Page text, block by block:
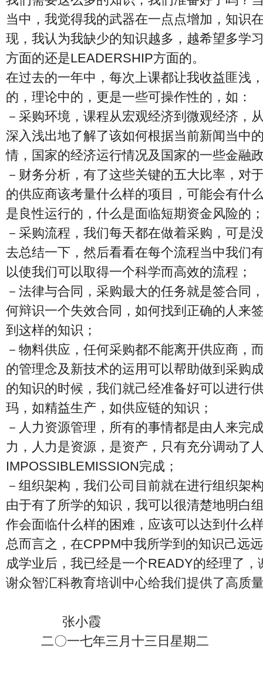
当中，我觉得我的武器在一点点增加，知识
现，我认为我缺少的知识越多，越希望多学
方面的还是LEADERSHIP方面的。
在过去的一年中，每次上课都让我收益匪浅
的，理论中的，更是一些可操作性的，如：
－采购环境，课程从宏观经济到微观经济，
深入浅出地了解了该如何根据当前新闻当中
情，国家的经济运行情况及国家的一些金融
－财务分析，有了这些关键的五大比率，对
的供应商该考量什么样的项目，可能会有什
是良性运行的，什么是面临短期资金风险的
－采购流程，我们每天都在做着采购，可是
去总结一下，然后看看在每个流程当中我们
以使我们可以取得一个科学而高效的流程；
－法律与合同，采购最大的任务就是签合同
何辩识一个失效合同，如何找到正确的人来
到这样的知识；
－物料供应，任何采购都不能离开供应商，
的管理念及新技术的运用可以帮助做到采购
的知识的时候，我们就己经准备好可以进行
玛，如精益生产，如供应链的知识；
－人力资源管理，所有的事情都是由人来完
力，人力是资源，是资产，只有充分调动了
IMPOSSIBLEMISSION完成；
－组织架构，我们公司目前就在进行组织架
由于有了所学的知识，我可以很清楚地明白
作会面临什么样的困难，应该可以达到什么
总而言之，在CPPM中我所学到的知识己远
成学业后，我已经是一个READY的经理了
谢众智汇科教育培训中心给我们提供了高质
张小霞
二〇一七年三月十三日星期二